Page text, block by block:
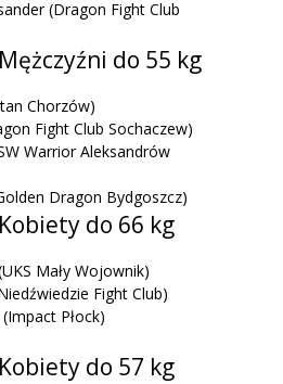
(Dragon Fight Club
do 55 kg
Chorzów)
Fight Club Sochaczew)
Warrior Aleksandrów
Dragon Bydgoszcz)
do 66 kg
Mały Wojownik)
Fight Club)
Płock)
do 57 kg